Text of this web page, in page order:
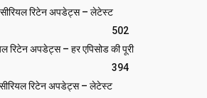
सीरियल रिटेन अपडेट्स – लेटेस्ट
502
रिटेन अपडेट्स – हर एपिसोड की पूरी
394
सीरियल रिटेन अपडेट्स – लेटेस्ट